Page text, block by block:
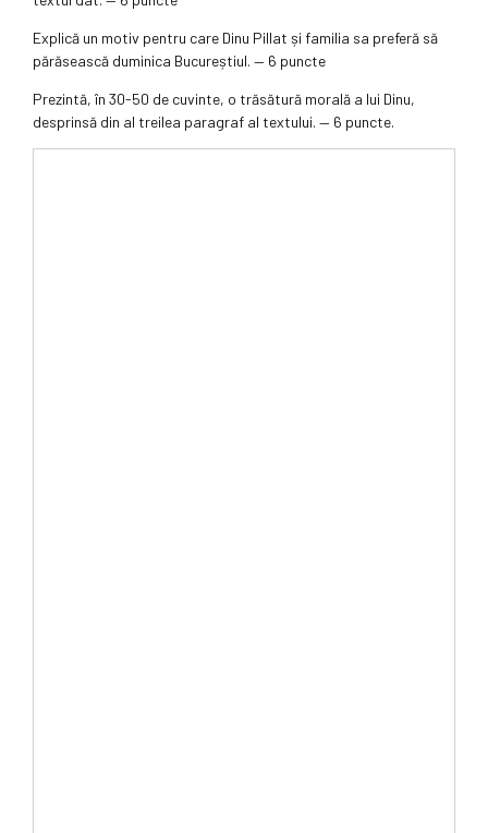
Explică un motiv pentru care Dinu Pillat și familia sa preferă să
părăsească duminica Bucureștiul. — 6 puncte
Prezintă, în 30-50 de cuvinte, o trăsătură morală a lui Dinu,
desprinsă din al treilea paragraf al textului. — 6 puncte.